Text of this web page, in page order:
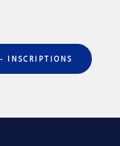
INSCRIPTIONS